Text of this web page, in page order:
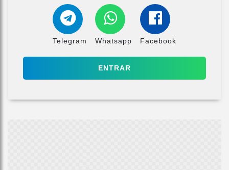
Telegram Whatsapp Facebook
ENTRAR